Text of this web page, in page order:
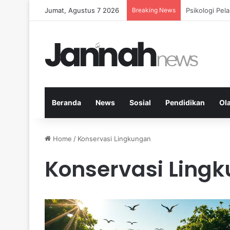
Jumat, Agustus 7 2026 Breaking News Nutrisi
Beranda News Sosial Pendidikan
Home / Konservasi Lingkungan
Konservasi